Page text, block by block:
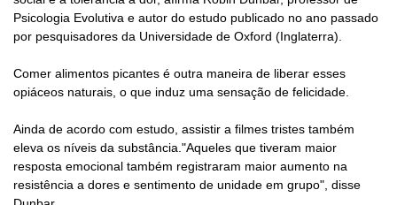
Psicologia Evolutiva e autor do estudo publicado no ano passado
por pesquisadores da Universidade de Oxford (Inglaterra).
Comer alimentos picantes é outra maneira de liberar esses
opiáceos naturais, o que induz uma sensação de felicidade.
Ainda de acordo com estudo, assistir a filmes tristes também
eleva os níveis da substância."Aqueles que tiveram maior
resposta emocional também registraram maior aumento na
resistência a dores e sentimento de unidade em grupo", disse